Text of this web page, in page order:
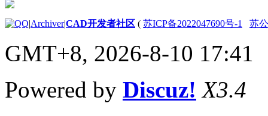
|Archiver|CAD开发者社区 ( 苏ICP备2022047690号-1 苏
GMT+8, 2026-8-10 17:41
Powered by Discuz! X3.4